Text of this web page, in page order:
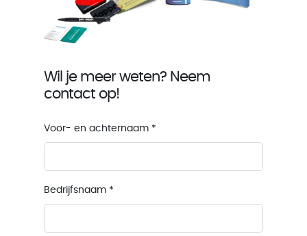
Wil je meer weten? Neem
contact op!
Voor- en achternaam *
Bedrijfsnaam *